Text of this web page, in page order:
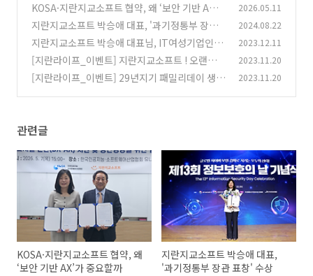
KOSA·지란지교소프트 협약, 왜 ‘보안 기반 A
X’가 중요할까
(0)
2026.05.11
지란지교소프트 박승애 대표, '과기정통부 장관
표창' 수상
(0)
2024.08.22
지란지교소프트 박승애 대표님, IT여성기업인의
날 '한국인터넷진흥원장 표창' 수상!
(0)
2023.12.11
[지란라이프_이벤트] 지란지교소프트 ! 오랜만에
지지고 볶아보자
(1)
2023.11.20
[지란라이프_이벤트] 29년지기 패밀리데이 생생
2023.11.20
관련글
KOSA·지란지교소프트 협약, 왜
‘보안 기반 AX’가 중요할까
지란지교소프트 박승애 대표,
'과기정통부 장관 표창' 수상